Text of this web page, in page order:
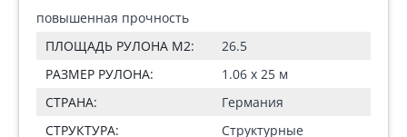
повышенная прочность
ПЛОЩАДЬ РУЛОНА М2:
26.5
РАЗМЕР РУЛОНА:
1.06 x 25 м
СТРАНА:
Германия
СТРУКТУРА:
Структурные